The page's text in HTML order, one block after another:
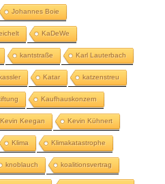
Johannes Boie
KaDeWe
kantstraße Karl Lauterbach
Katar katzenstreu
Kaufhauskonzern
Kevin Keegan Kevin Kühnert
Klima Klimakatastrophe
knoblauch koalitionsvertrag